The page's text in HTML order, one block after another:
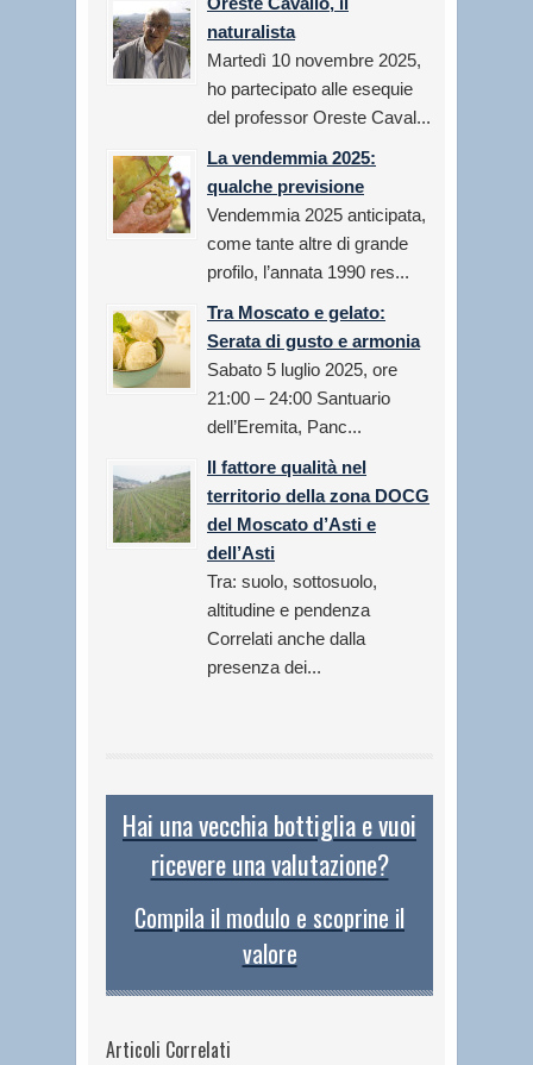
naturalista
Martedì 10 novembre 2025,
ho partecipato alle esequie
del professor Oreste Caval...
La vendemmia 2025:
qualche previsione
Vendemmia 2025 anticipata,
come tante altre di grande
profilo, l’annata 1990 res...
Tra Moscato e gelato:
Serata di gusto e armonia
Sabato 5 luglio 2025, ore
21:00 – 24:00 Santuario
dell’Eremita, Panc...
Il fattore qualità nel
territorio della zona DOCG
del Moscato d’Asti e
dell’Asti
Tra: suolo, sottosuolo,
altitudine e pendenza
Correlati anche dalla
presenza dei...
Hai una vecchia bottiglia e vuoi
ricevere una valutazione?
Compila il modulo e scoprine il
valore
Articoli Correlati